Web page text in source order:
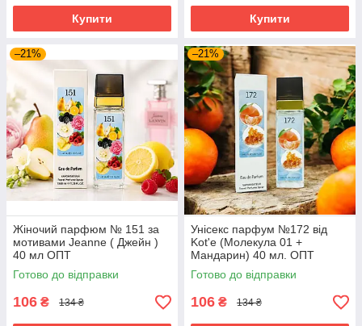
Купити Купити
–21%
Жіночий парфюм № 151 за
мотивами Jeanne ( Джейн )
40 мл ОПТ
Готово до відправки
106 ₴ 134 ₴
–21%
Унісекс парфум №172 від
Kot'e (Молекула 01 +
Мандарин) 40 мл. ОПТ
Готово до відправки
106 ₴ 134 ₴